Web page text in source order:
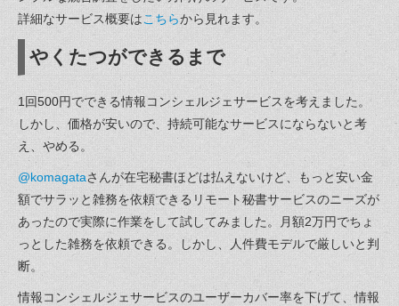
詳細なサービス概要はこちらから見れます。
やくたつができるまで
1回500円でできる情報コンシェルジェサービスを考えました。
しかし、価格が安いので、持続可能なサービスにならないと考
え、やめる。
@komagataさんが在宅秘書ほどは払えないけど、もっと安い金
額でサラッと雑務を依頼できるリモート秘書サービスのニーズが
あったので実際に作業をして試してみました。月額2万円でちょ
っとした雑務を依頼できる。しかし、人件費モデルで厳しいと判
断。
情報コンシェルジェサービスのユーザーカバー率を下げて、情報